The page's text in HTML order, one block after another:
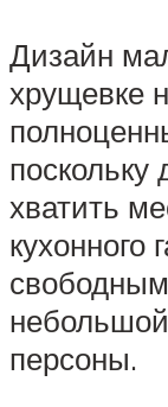
Дизайн
хрущевке
поскольку
хватить
кухонного
персоны.